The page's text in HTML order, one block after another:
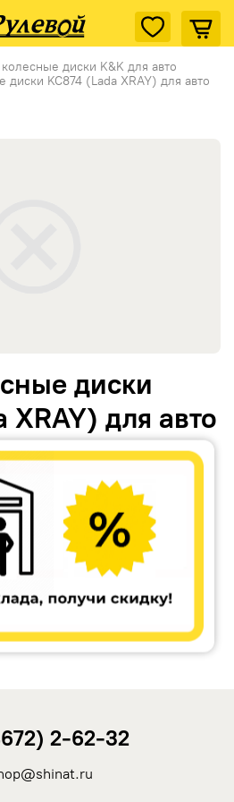
диски K&K для авто
KC874 (Lada XRAY) для авто
диски
XRAY) для авто
2-62-32